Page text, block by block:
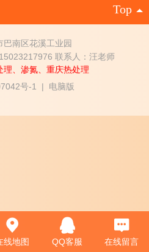
Top
巴南区花溪工业园
联系人：汪老师
理、 渗氮、 重庆热处理
号-1
| 电脑版
线地图 QQ客服 在线留言